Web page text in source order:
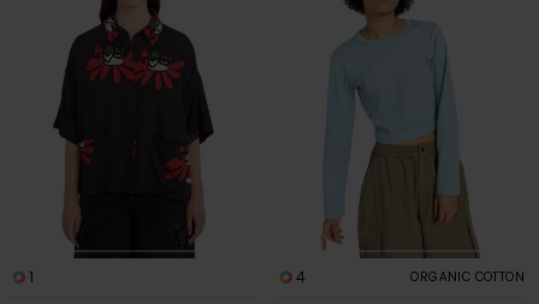
1
4 ORGANIC COTTON